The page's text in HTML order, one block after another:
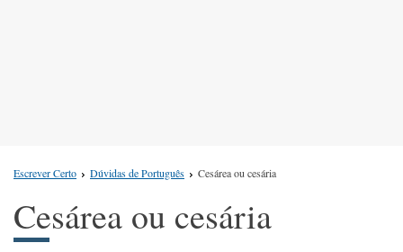
Escrever Certo Dúvidas de Português Cesárea ou cesária
Cesárea ou cesária